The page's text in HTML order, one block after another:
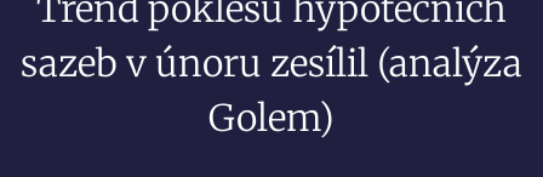
sazeb v únoru zesílil (analýza
Golem)